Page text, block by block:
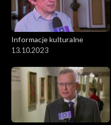
Informacje kulturalne
13.10.2023